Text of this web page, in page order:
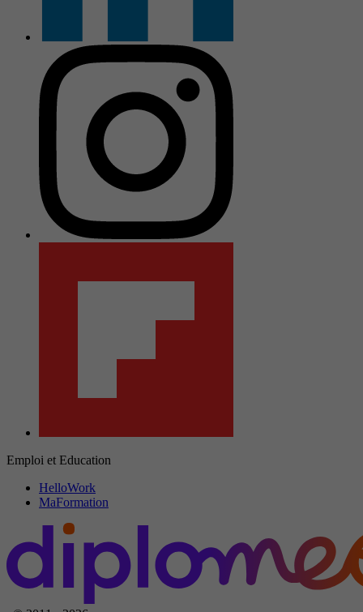
Emploi et Education
HelloWork
MaFormation